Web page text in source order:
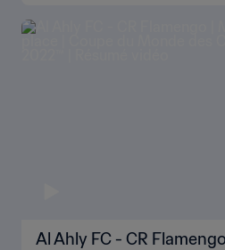
Al Ahly FC - CR